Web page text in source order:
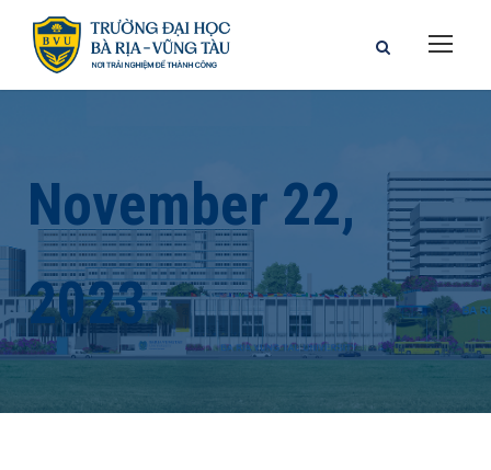
November 22,
2023